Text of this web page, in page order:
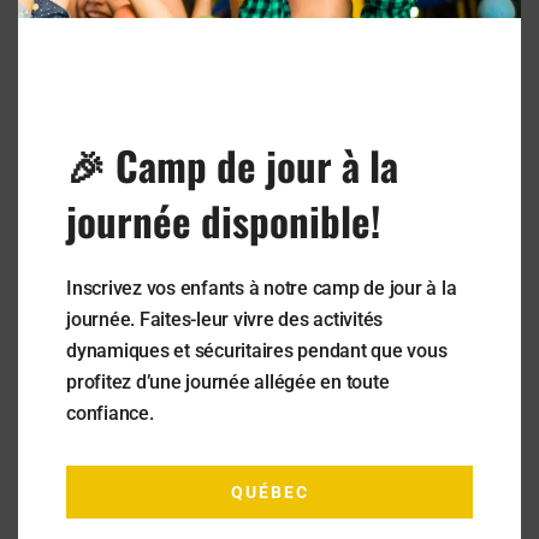
🎉 Camp de jour à la
journée disponible!
Inscrivez vos enfants à notre camp de jour à la
journée. Faites-leur vivre des activités
dynamiques et sécuritaires pendant que vous
profitez d’une journée allégée en toute
confiance.
QUÉBEC